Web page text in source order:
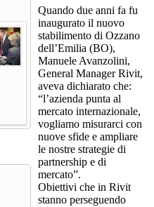
Quando due anni fa fu
inaugurato il nuovo
stabilimento di Ozzano
dell’Emilia (BO),
Manuele Avanzolini,
General Manager Rivit,
aveva dichiarato che:
“l’azienda punta al
mercato internazionale,
vogliamo misurarci con
nuove sfide e ampliare
le nostre strategie di
partnership e di
mercato”.
Obiettivi che in Rivit
stanno perseguendo